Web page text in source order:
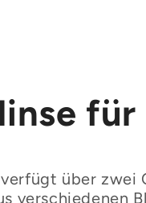
über
verschiedenen